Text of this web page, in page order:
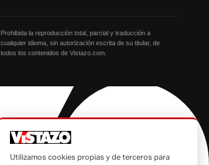
Prohibida la reproducción total, parcial y traducción a
cualquier idioma, sin autorización escrita de su titular, de
todos los contenidos de Vistazo.com.
Utilizamos cookies propias y de terceros para